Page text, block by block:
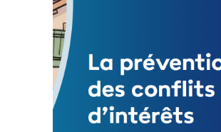
FEUILLETER